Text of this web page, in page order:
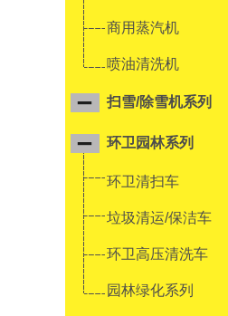
商用蒸汽机
喷油清洗机
扫雪/除雪机系列
环卫园林系列
环卫清扫车
垃圾清运/保洁车
环卫高压清洗车
园林绿化系列